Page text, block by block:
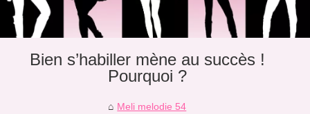
Bien s’habiller mène au succès !
Pourquoi ?
Meli melodie 54